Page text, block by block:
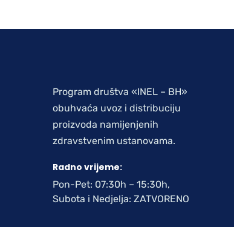
Program društva «INEL – BH»
obuhvaća uvoz i distribuciju
proizvoda namijenjenih
zdravstvenim ustanovama.
Radno vrijeme:
Pon-Pet: 07:30h – 15:30h,
Subota i Nedjelja: ZATVORENO